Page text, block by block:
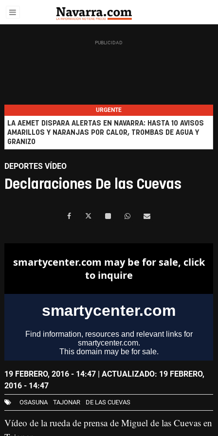
URGENTE
LA AEMET DISPARA ALERTAS EN NAVARRA: HASTA 10 AVISOS
AMARILLOS Y NARANJAS POR CALOR, TROMBAS DE AGUA Y
GRANIZO
DEPORTES VÍDEO
Declaraciones De las Cuevas
19 FEBRERO, 2016 - 14:47 | ACTUALIZADO: 19 FEBRERO,
2016 - 14:47
OSASUNA TAJONAR DE LAS CUEVAS
Vídeo de la rueda de prensa de Miguel de las Cuevas en